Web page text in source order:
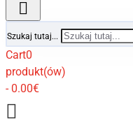
Szukaj tutaj...
Cart0
produkt(ów)
- 0.00€